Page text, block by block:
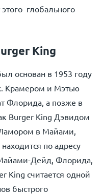
глобального
King
основан в 1953 году
Крамером и Мэтью
Флорида, а позже в
Burger King Дэвидом
в Майами,
по адресу
Дейд, Флорида,
King считается одной
быстрого